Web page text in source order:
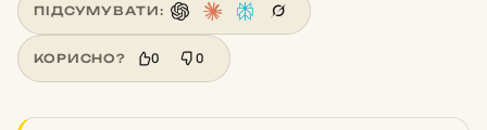
ПІДСУМУВАТИ:
КОРИСНО? 0 0